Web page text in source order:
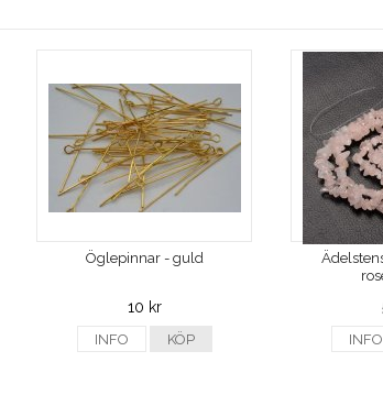
Öglepinnar - guld
10 kr
INFO KÖP INFO